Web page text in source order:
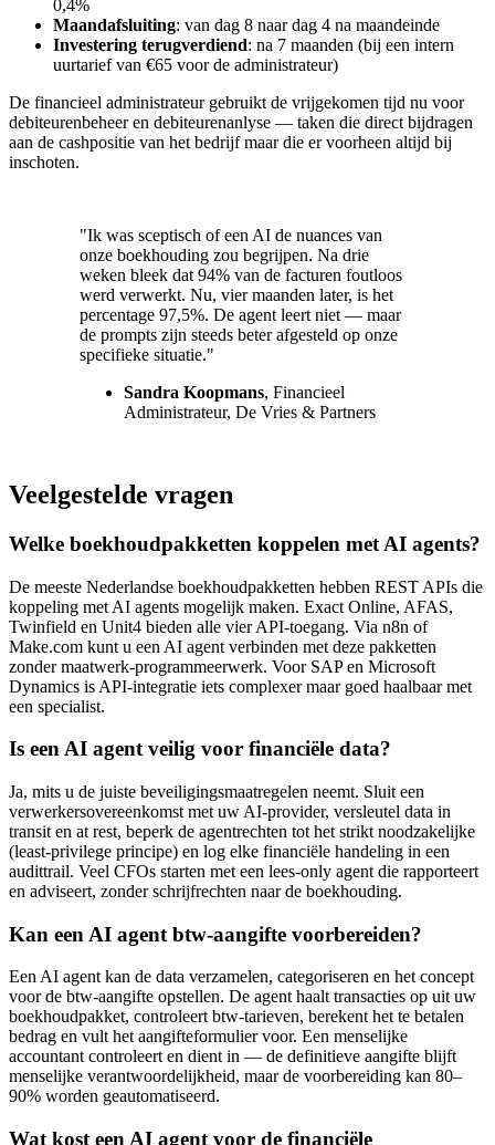
0,4%
Maandafsluiting: van dag 8 naar dag 4 na maandeinde
Investering terugverdiend: na 7 maanden (bij een intern
uurtarief van €65 voor de administrateur)
De financieel administrateur gebruikt de vrijgekomen tijd nu voor
debiteurenbeheer en debiteurenanlyse — taken die direct bijdragen
aan de cashpositie van het bedrijf maar die er voorheen altijd bij
inschoten.
"Ik was sceptisch of een AI de nuances van
onze boekhouding zou begrijpen. Na drie
weken bleek dat 94% van de facturen foutloos
werd verwerkt. Nu, vier maanden later, is het
percentage 97,5%. De agent leert niet — maar
de prompts zijn steeds beter afgesteld op onze
specifieke situatie."
Sandra Koopmans, Financieel
Administrateur, De Vries & Partners
Veelgestelde vragen
Welke boekhoudpakketten koppelen met AI agents?
De meeste Nederlandse boekhoudpakketten hebben REST APIs die
koppeling met AI agents mogelijk maken. Exact Online, AFAS,
Twinfield en Unit4 bieden alle vier API-toegang. Via n8n of
Make.com kunt u een AI agent verbinden met deze pakketten
zonder maatwerk-programmeerwerk. Voor SAP en Microsoft
Dynamics is API-integratie iets complexer maar goed haalbaar met
een specialist.
Is een AI agent veilig voor financiële data?
Ja, mits u de juiste beveiligingsmaatregelen neemt. Sluit een
verwerkersovereenkomst met uw AI-provider, versleutel data in
transit en at rest, beperk de agentrechten tot het strikt noodzakelijke
(least-privilege principe) en log elke financiële handeling in een
audittrail. Veel CFOs starten met een lees-only agent die rapporteert
en adviseert, zonder schrijfrechten naar de boekhouding.
Kan een AI agent btw-aangifte voorbereiden?
Een AI agent kan de data verzamelen, categoriseren en het concept
voor de btw-aangifte opstellen. De agent haalt transacties op uit uw
boekhoudpakket, controleert btw-tarieven, berekent het te betalen
bedrag en vult het aangifteformulier voor. Een menselijke
accountant controleert en dient in — de definitieve aangifte blijft
menselijke verantwoordelijkheid, maar de voorbereiding kan 80–
90% worden geautomatiseerd.
Wat kost een AI agent voor de financiële